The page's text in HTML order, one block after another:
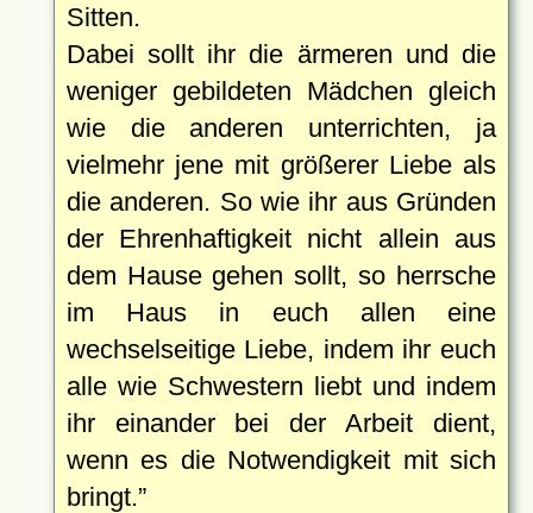
Sitten.
Dabei sollt ihr die ärmeren und die
weniger gebildeten Mädchen gleich
wie die anderen unterrichten, ja
vielmehr jene mit größerer Liebe als
die anderen. So wie ihr aus Gründen
der Ehrenhaftigkeit nicht allein aus
dem Hause gehen sollt, so herrsche
im Haus in euch allen eine
wechselseitige Liebe, indem ihr euch
alle wie Schwestern liebt und indem
ihr einander bei der Arbeit dient,
wenn es die Notwendigkeit mit sich
bringt.